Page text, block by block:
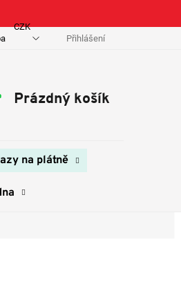
Kontakty
CZK
Přihlášení
Nákupní
Prázdný košík
na plátně